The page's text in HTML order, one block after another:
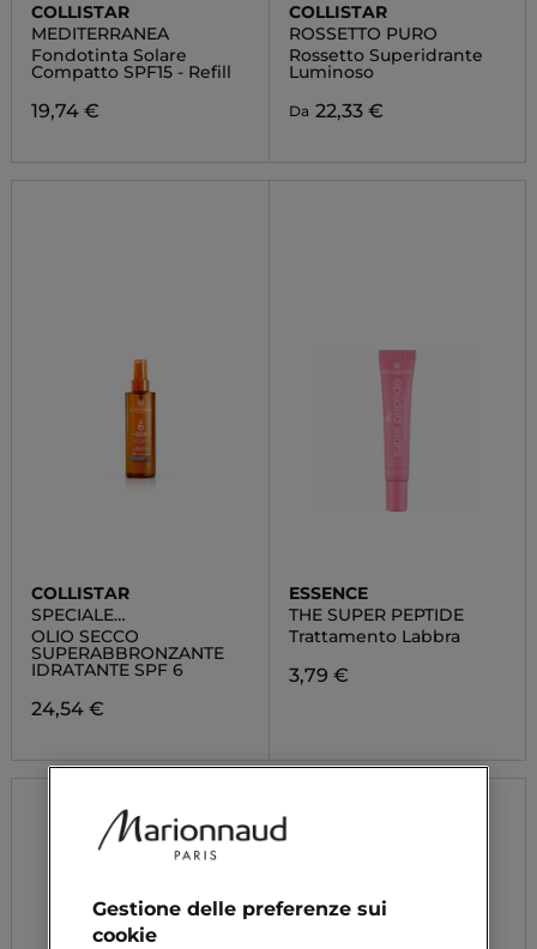
COLLISTAR
MEDITERRANEA
Fondotinta Solare
Compatto SPF15 - Refill
19,74 €
COLLISTAR
ROSSETTO PURO
Rossetto Superidrante
Luminoso
Da 22,33 €
COLLISTAR
SPECIALE
ABBRONZATURA
PERFETTA
OLIO SECCO
SUPERABBRONZANTE
IDRATANTE SPF 6
24,54 €
ESSENCE
THE SUPER PEPTIDE
Trattamento Labbra
3,79 €
Gestione delle preferenze sui
cookie